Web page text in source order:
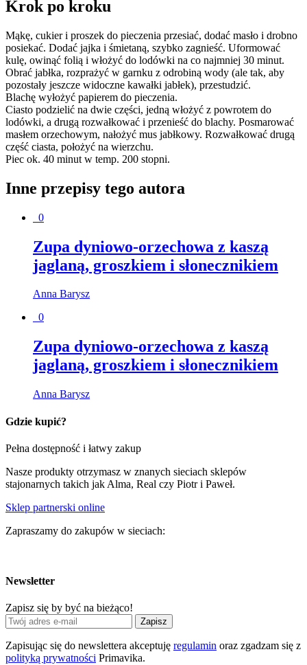
Krok po kroku
Mąkę, cukier i proszek do pieczenia przesiać, dodać masło i drobno
posiekać. Dodać jajka i śmietaną, szybko zagnieść. Uformować
kulę, owinąć folią i włożyć do lodówki na co najmniej 30 minut.
Obrać jabłka, rozprażyć w garnku z odrobiną wody (ale tak, aby
pozostały jeszcze widoczne kawałki jabłek), przestudzić.
Blachę wyłożyć papierem do pieczenia.
Ciasto podzielić na dwie części, jedną włożyć z powrotem do
lodówki, a drugą rozwałkować i przenieść do blachy. Posmarować
masłem orzechowym, nałożyć mus jabłkowy. Rozwałkować drugą
część ciasta, położyć na wierzchu.
Piec ok. 40 minut w temp. 200 stopni.
Inne przepisy tego autora
0
Zupa dyniowo-orzechowa z kaszą
jaglaną, groszkiem i słonecznikiem
Anna Barysz
0
Zupa dyniowo-orzechowa z kaszą
jaglaną, groszkiem i słonecznikiem
Anna Barysz
Gdzie kupić?
Pełna dostępność i łatwy zakup
Nasze produkty otrzymasz w znanych sieciach sklepów
stajonarnych takich jak Alma, Real czy Piotr i Paweł.
Sklep partnerski online
Zapraszamy do zakupów w sieciach:
Newsletter
Zapisz się by być na bieżąco!
Zapisz
Zapisując się do newslettera akceptuję regulamin oraz zgadzam się z
polityką prywatności Primavika.